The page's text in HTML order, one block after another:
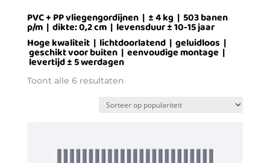
PVC + PP vliegengordijnen | ± 4 kg | 503 banen
p/m | dikte: 0,2 cm | levensduur ± 10-15 jaar
Hoge kwaliteit | lichtdoorlatend | geluidloos |
geschikt voor buiten | eenvoudige montage |
levertijd ± 5 werdagen
Toont alle 6 resultatenGesorteerd
populariteit